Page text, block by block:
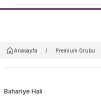
Anasayfa Premium Grubu
Bahariye Halı